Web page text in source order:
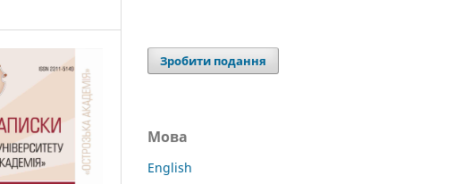
Зробити подання
Мова
English